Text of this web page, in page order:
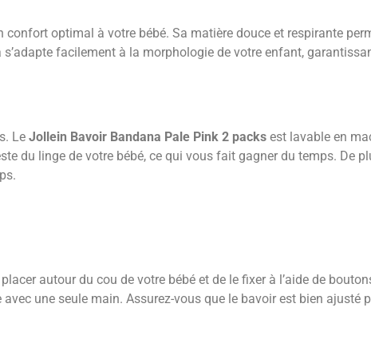
confort optimal à votre bébé. Sa matière douce et respirante
facilement à la morphologie de votre enfant,
Le Jollein Bavoir Bandana Pale Pink 2 packs est lavable en
du linge de votre bébé, ce qui vous fait gagner du temps. De
autour du cou de votre bébé et de le fixer à l’aide de
une seule main. Assurez-vous que le bavoir est bien ajusté